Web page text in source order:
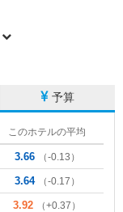
予算
このホテルの平均
3.66 （-0.13）
3.64 （-0.17）
3.92 （+0.37）